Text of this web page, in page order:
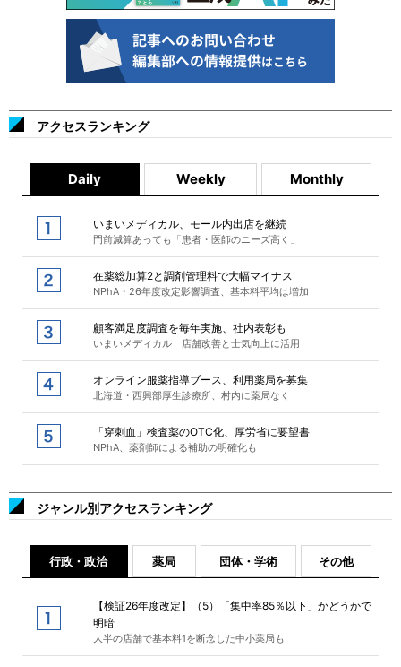
アクセスランキング
Daily Weekly Monthly
いまいメディカル、モール内出店を継続
門前減算あっても「患者・医師のニーズ高く」
在薬総加算2と調剤管理料で大幅マイナス
NPhA・26年度改定影響調査、基本料平均は増加
顧客満足度調査を毎年実施、社内表彰も
いまいメディカル 店舗改善と士気向上に活用
オンライン服薬指導ブース、利用薬局を募集
北海道・西興部厚生診療所、村内に薬局なく
「穿刺血」検査薬のOTC化、厚労省に要望書
NPhA、薬剤師による補助の明確化も
ジャンル別アクセスランキング
行政・政治 薬局 団体・学術 その他
【検証26年度改定】（5）「集中率85％以下」かどうかで
明暗
大半の店舗で基本料1を断念した中小薬局も